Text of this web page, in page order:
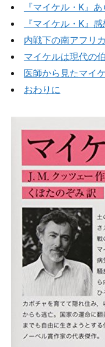
『マイケル・K』
『マイケル・K』
内戦下の南アフリカ
マイケルは現代の
医師から見たマイ
おわりに